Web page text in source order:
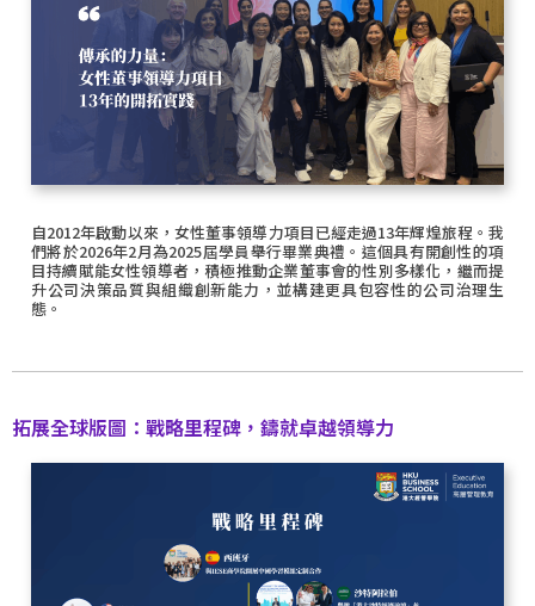
自2012年啟動以來，女性董事領導力項目已經走過13年輝煌旅程。我
們將於2026年2月為2025屆學員舉行畢業典禮。這個具有開創性的項
目持續賦能女性領導者，積極推動企業董事會的性別多樣化，繼而提
升公司決策品質與組織創新能力，並構建更具包容性的公司治理生
態。
拓展全球版圖：戰略里程碑，鑄就卓越領導力